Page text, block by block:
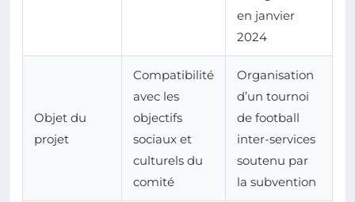
en janvier
2024
Objet du
projet
Compatibilité
avec les
objectifs
sociaux et
culturels du
comité
Organisation
d’un tournoi
de football
inter-services
soutenu par
la subvention